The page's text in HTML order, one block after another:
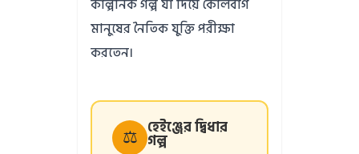
কাল্পনিক গল্প যা দিয়ে কোলবার্গ
মানুষের নৈতিক যুক্তি পরীক্ষা
করতেন।
⚖️ হেইঞ্জের দ্বিধার
গল্প